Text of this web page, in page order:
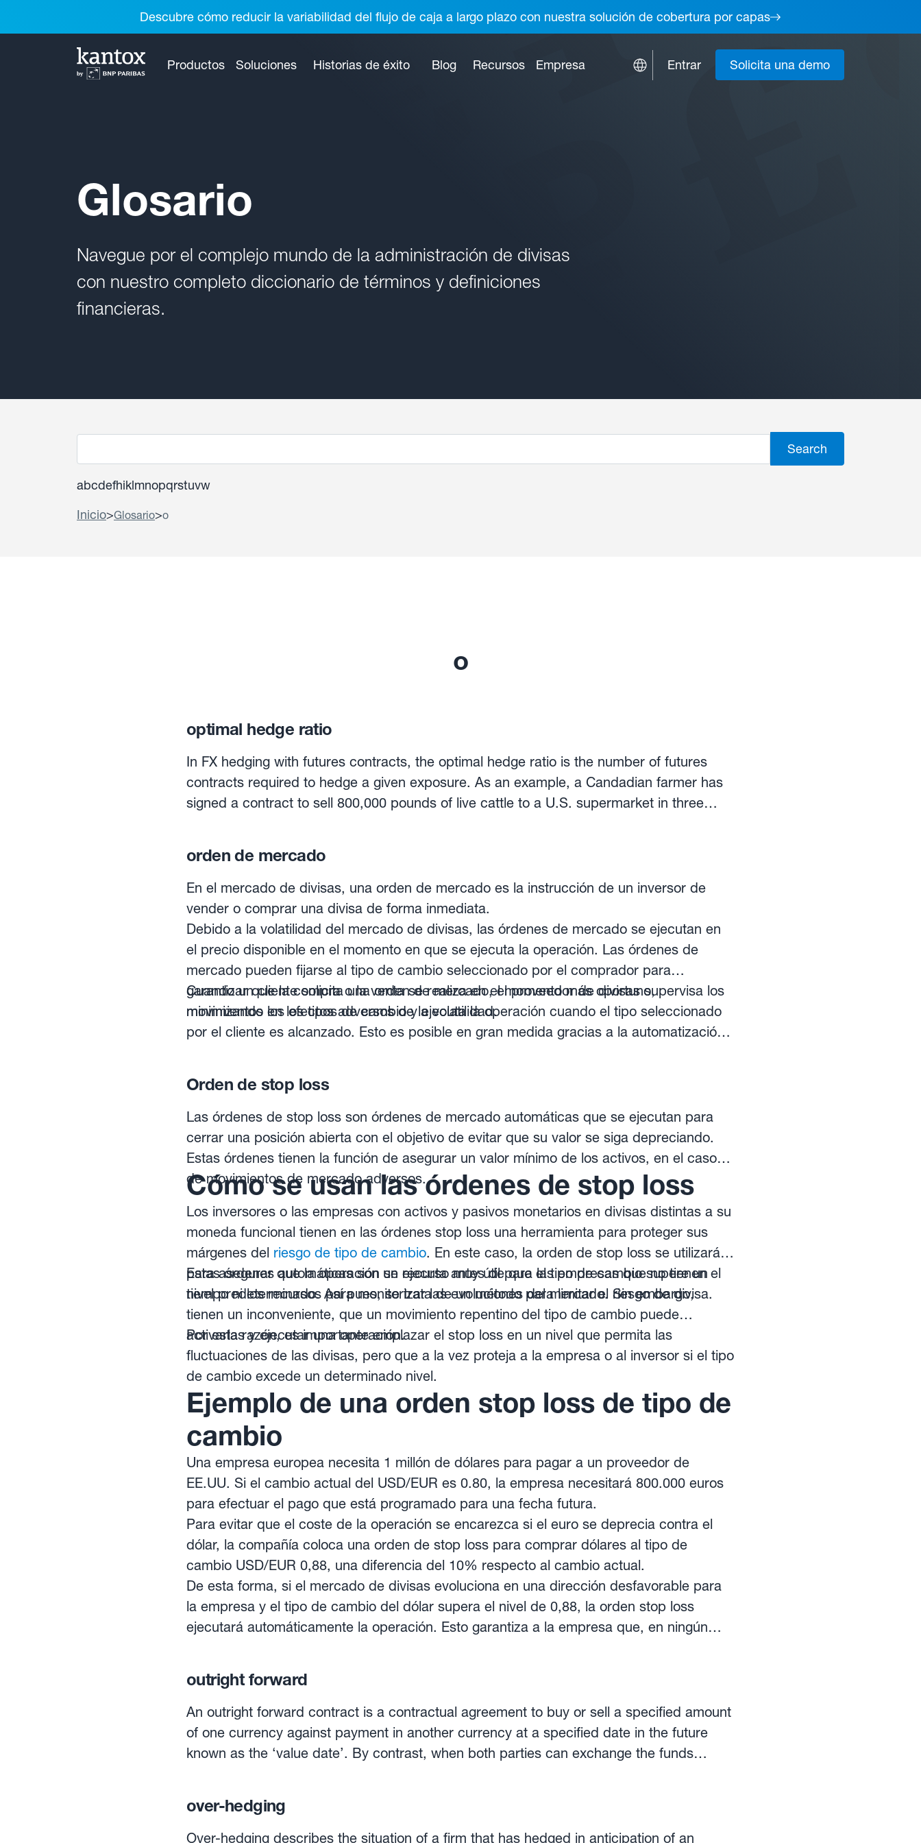
Descubre cómo reducir la variabilidad del flujo de caja a largo plazo con nuestra solución de cobertura por capas
Productos Soluciones Historias de éxito Blog Recursos Empresa Entrar Solicita una demo
Glosario
Navegue por el complejo mundo de la administración de divisas
con nuestro completo diccionario de términos y definiciones
financieras.
abcdefhiklmnopqrstuvw
Inicio>Glosario>o
o
optimal hedge ratio
In FX hedging with futures contracts, the optimal hedge ratio is the number of futures
contracts required to hedge a given exposure. As an example, a Candadian farmer has
signed a contract to sell 800,000 pounds of live cattle to a U.S. supermarket in three
size is CAD 100,000, then the farmer should buy 14.7 contracts, which is then rounded
to 15.
orden de mercado
En el mercado de divisas, una orden de mercado es la instrucción de un inversor de
vender o comprar una divisa de forma inmediata.
Debido a la volatilidad del mercado de divisas, las órdenes de mercado se ejecutan en
el precio disponible en el momento en que se ejecuta la operación. Las órdenes de
mercado pueden fijarse al tipo de cambio seleccionado por el comprador para
garantizar que la compra o la venta se realiza en el momento más oportuno,
minimizando los efectos adversos de la volatilidad.
Cuando un cliente solicita una orden de mercado, el proveedor de divisas supervisa los
movimientos en los tipos de cambio y ejecuta la operación cuando el tipo seleccionado
por el cliente es alcanzado. Esto es posible en gran medida gracias a la automatización
Orden de stop loss
Las órdenes de stop loss son órdenes de mercado automáticas que se ejecutan para
cerrar una posición abierta con el objetivo de evitar que su valor se siga depreciando.
Estas órdenes tienen la función de asegurar un valor mínimo de los activos, en el caso
de movimientos de mercado adversos.
Cómo se usan las órdenes de stop loss
Los inversores o las empresas con activos y pasivos monetarios en divisas distintas a su
moneda funcional tienen en las órdenes stop loss una herramienta para proteger sus
márgenes del riesgo de tipo de cambio. En este caso, la orden de stop loss se utilizará
para asegurar que la operación se ejecuta antes de que el tipo de cambio supere un
nivel predeterminado. Así pues, se trata de un método para limitar el riesgo de divisa.
Estas órdenes automáticas son un recurso muy útil para las empresas que no tienen el
tiempo ni los recursos para monitorizar las evoluciones del mercado. Sin embargo,
tienen un inconveniente, que un movimiento repentino del tipo de cambio puede
activarlas y ejecutar una operación.
Por esta razón, es importante emplazar el stop loss en un nivel que permita las
fluctuaciones de las divisas, pero que a la vez proteja a la empresa o al inversor si el tipo
de cambio excede un determinado nivel.
Ejemplo de una orden stop loss de tipo de
cambio
Una empresa europea necesita 1 millón de dólares para pagar a un proveedor de
EE.UU. Si el cambio actual del USD/EUR es 0.80, la empresa necesitará 800.000 euros
para efectuar el pago que está programado para una fecha futura.
Para evitar que el coste de la operación se encarezca si el euro se deprecia contra el
dólar, la compañía coloca una orden de stop loss para comprar dólares al tipo de
cambio USD/EUR 0,88, una diferencia del 10% respecto al cambio actual.
De esta forma, si el mercado de divisas evoluciona en una dirección desfavorable para
la empresa y el tipo de cambio del dólar supera el nivel de 0,88, la orden stop loss
ejecutará automáticamente la operación. Esto garantiza a la empresa que, en ningún
outright forward
An outright forward contract is a contractual agreement to buy or sell a specified amount
of one currency against payment in another currency at a specified date in the future
known as the ‘value date’. By contrast, when both parties can exchange the funds
contract. For this reason, these forwards are widely used by businesses to hedge
against the risk of losses due to adverse exchange rate movements. However, hedging
over-hedging
Over-hedging describes the situation of a firm that has hedged in anticipation of an